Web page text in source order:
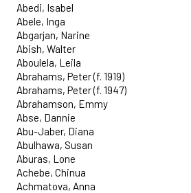
Abedi, Isabel
Abele, Inga
Abgarjan, Narine
Abish, Walter
Aboulela, Leila
Abrahams, Peter (f. 1919)
Abrahams, Peter (f. 1947)
Abrahamson, Emmy
Abse, Dannie
Abu-Jaber, Diana
Abulhawa, Susan
Aburas, Lone
Achebe, Chinua
Achmatova, Anna